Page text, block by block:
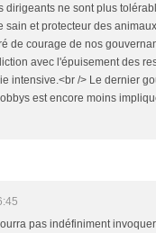
dirigeants ne sont plus
et protecteur des
de courage de nos
avec l'épuisement des
intensive.<br /> Le dernier
est encore moins
pas indéfiniment invoquer